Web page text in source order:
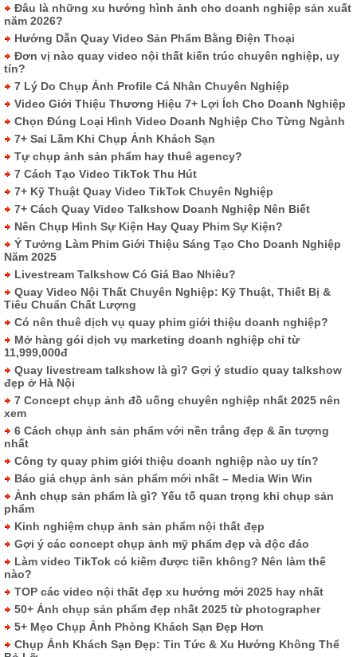
Đâu là những xu hướng hình ảnh cho doanh nghiệp sản xuất
năm 2026?
Hướng Dẫn Quay Video Sản Phẩm Bằng Điện Thoại
Đơn vị nào quay video nội thất kiến trúc chuyên nghiệp, uy
tín?
7 Lý Do Chụp Ảnh Profile Cá Nhân Chuyên Nghiệp
Video Giới Thiệu Thương Hiệu 7+ Lợi Ích Cho Doanh Nghiệp
Chọn Đúng Loại Hình Video Doanh Nghiệp Cho Từng Ngành
7+ Sai Lầm Khi Chụp Ảnh Khách Sạn
Tự chụp ảnh sản phẩm hay thuê agency?
7 Cách Tạo Video TikTok Thu Hút
7+ Kỹ Thuật Quay Video TikTok Chuyên Nghiệp
7+ Cách Quay Video Talkshow Doanh Nghiệp Nên Biết
Nên Chụp Hình Sự Kiện Hay Quay Phim Sự Kiện?
Ý Tưởng Làm Phim Giới Thiệu Sáng Tạo Cho Doanh Nghiệp
Năm 2025
Livestream Talkshow Có Giá Bao Nhiêu?
Quay Video Nội Thất Chuyên Nghiệp: Kỹ Thuật, Thiết Bị &
Tiêu Chuẩn Chất Lượng
Có nên thuê dịch vụ quay phim giới thiệu doanh nghiệp?
Mở hàng gói dịch vụ marketing doanh nghiệp chỉ từ
11,999,000đ
Quay livestream talkshow là gì? Gợi ý studio quay talkshow
đẹp ở Hà Nội
7 Concept chụp ảnh đồ uống chuyên nghiệp nhất 2025 nên
xem
6 Cách chụp ảnh sản phẩm với nền trắng đẹp & ấn tượng
nhất
Công ty quay phim giới thiệu doanh nghiệp nào uy tín?
Báo giá chụp ảnh sản phẩm mới nhất – Media Win Win
Ảnh chụp sản phẩm là gì? Yếu tố quan trọng khi chụp sản
phẩm
Kinh nghiệm chụp ảnh sản phẩm nội thất đẹp
Gợi ý các concept chụp ảnh mỹ phẩm đẹp và độc đáo
Làm video TikTok có kiếm được tiền không? Nên làm thế
nào?
TOP các video nội thất đẹp xu hướng mới 2025 hay nhất
50+ Ảnh chụp sản phẩm đẹp nhất 2025 từ photographer
5+ Mẹo Chụp Ảnh Phòng Khách Sạn Đẹp Hơn
Chụp Ảnh Khách Sạn Đẹp: Tin Tức & Xu Hướng Không Thể